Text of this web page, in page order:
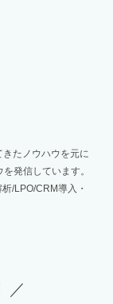
たノウハウを元に
発信しています。
/LPO/CRM導入・
／